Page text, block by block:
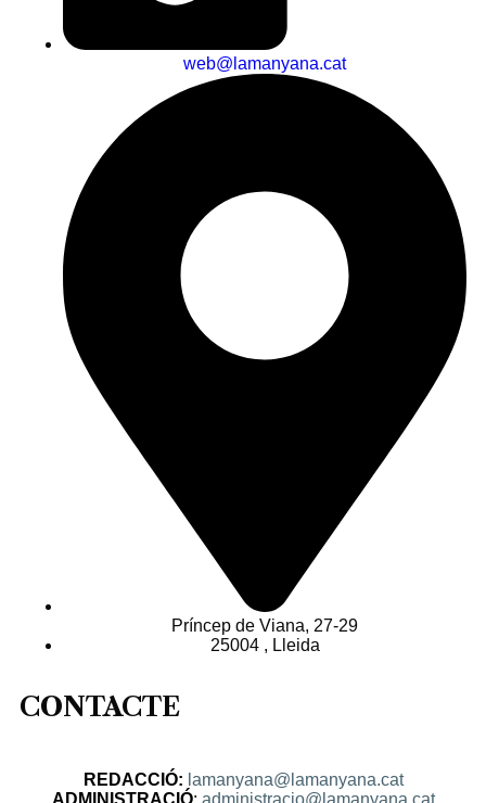
web@lamanyana.cat
Príncep de Viana, 27-29
25004 , Lleida
CONTACTE
REDACCIÓ: lamanyana@lamanyana.cat
ADMINISTRACIÓ: administracio@lamanyana.cat